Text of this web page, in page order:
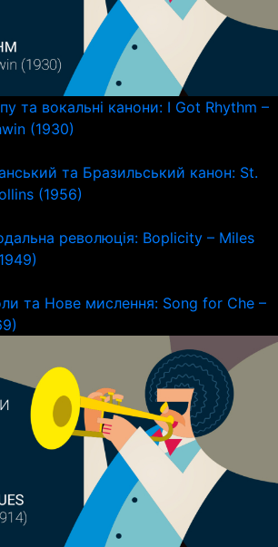
та вокальні канони: I Got Rhythm –
(1930)
та Бразильський канон: St.
(1956)
революція: Boplicity – Miles
та Нове мислення: Song for Che –